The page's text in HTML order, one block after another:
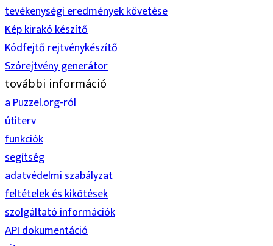
tevékenységi eredmények követése
Kép kirakó készítő
Kódfejtő rejtvénykészítő
Szórejtvény generátor
további információ
a Puzzel.org-ról
útiterv
funkciók
segítség
adatvédelmi szabályzat
feltételek és kikötések
szolgáltató információk
API dokumentáció